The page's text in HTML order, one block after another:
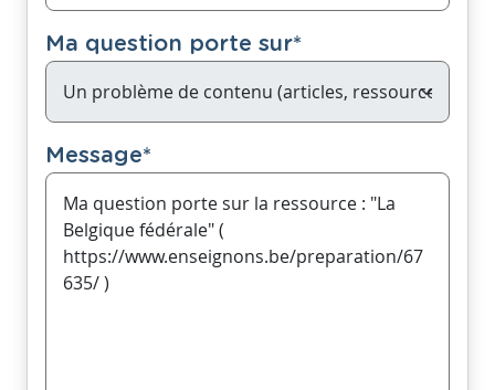
Ma question porte sur*
Message*